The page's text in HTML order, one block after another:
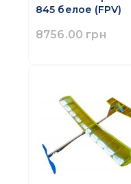
845 белое (FPV)
8756.00 грн